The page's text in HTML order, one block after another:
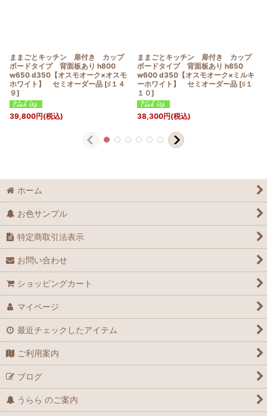
ままごとキッチン 扉付き カップ
ボードタイプ 背面板あり h800
w650 d350【オスモオーク×オスモ
ホワイト】 セミオーダー品 [♯１４
９]
39,800円(税込)
ままごとキッチン 扉付き カップ
ボードタイプ 背面板あり h850
w600 d350【オスモオーク×ミルキ
ーホワイト】 セミオーダー品 [♯１
１０]
38,300円(税込)
ホーム
お色サンプル
特定商取引法表示
お問い合わせ
ショッピングカート
マイページ
最近チェックしたアイテム
ご利用案内
ブログ
うらら のご案内